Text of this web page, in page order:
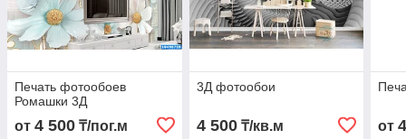
Печать фотообоев
Ромашки 3Д
от 4 500 ₸/пог.м
3Д фотообои
4 500₸/кв.м от